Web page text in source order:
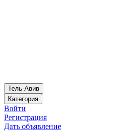
Тель-Авив
Категория
Войти
Регистрация
Дать объявление